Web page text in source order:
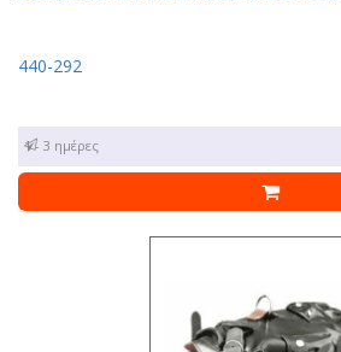
440-292
1 - 3 ημέρες